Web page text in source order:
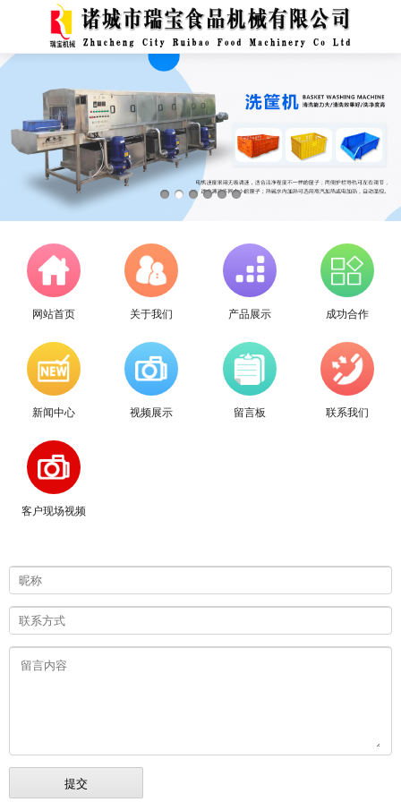
网站首页 关于我们 产品展示 成功合作
新闻中心 视频展示 留言板 联系我们
客户现场视频